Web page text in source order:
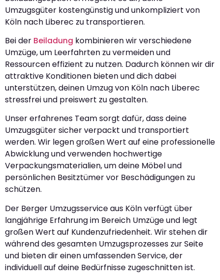
Umzugsgüter kostengünstig und unkompliziert von
Köln nach Liberec zu transportieren.
Bei der Beiladung kombinieren wir verschiedene
Umzüge, um Leerfahrten zu vermeiden und
Ressourcen effizient zu nutzen. Dadurch können wir dir
attraktive Konditionen bieten und dich dabei
unterstützen, deinen Umzug von Köln nach Liberec
stressfrei und preiswert zu gestalten.
Unser erfahrenes Team sorgt dafür, dass deine
Umzugsgüter sicher verpackt und transportiert
werden. Wir legen großen Wert auf eine professionelle
Abwicklung und verwenden hochwertige
Verpackungsmaterialien, um deine Möbel und
persönlichen Besitztümer vor Beschädigungen zu
schützen.
Der Berger Umzugsservice aus Köln verfügt über
langjährige Erfahrung im Bereich Umzüge und legt
großen Wert auf Kundenzufriedenheit. Wir stehen dir
während des gesamten Umzugsprozesses zur Seite
und bieten dir einen umfassenden Service, der
individuell auf deine Bedürfnisse zugeschnitten ist.